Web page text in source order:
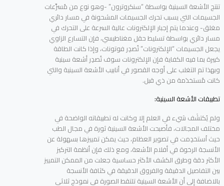
تنتج الأشعة السينية بواسطة “سنكروترون” -وهو نوع من مُسرِّعات
الجسيمات التي يسبب تحرك الجسيمات المشحونة في مسار دائري
مغلق- وعندما يتم إجبار الإلكترونات عالية السرعة على التحرك في
مسار دائري بواسطة تسليط حقل مغناطيسي، فإن التسارع الزاوي
يجعل الجسيمات “الإلكترونات” تُصدِر فوتونات، وإذا كانت الطاقة
كبيرة بما فيه الكفاية فإن الإلكترونات سوف تُصدِر أشعة سينية
وبهذا تم التغلب على أوجه القصور في أنابيب الأشعة السينية والتي
كانت مُستخدَمة من ذي قبل.
تطبيقات الأشعة السينية:
ولم يُكتشَف شيء في العلم إلا وكانت له تطبيقاته الواضحة في
مختلف المجالات، فأصبحت الأشعة السينية ثورة في مجال الطب
حيث اُستخدِمت في تصوير العظام، حيث يمكن تمييزها بسهولة عن
الأنسجة الرخوة في أفلام الأشعة، ومع ذلك فإن أنظمة التركيز
الأكثر دقة وطرق الكشف الأكثر حساسية جعلت من الممكن التمييز
بين التفاصيل الدقيقة والفروق الدقيقة في كثافة الأنسجة
بالاضافة إلى أن الأشعة السينية تلتقط الصورة في نموذج ثلاثي